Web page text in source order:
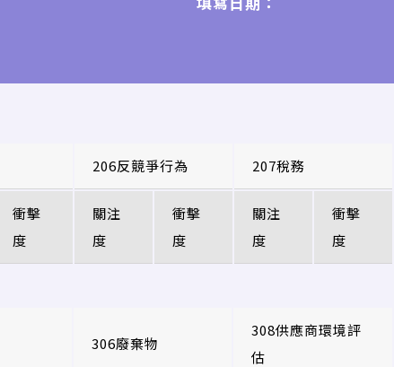
206反競爭行為 207稅務
衝擊
度
關注
度
衝擊
度
關注
度
衝擊
度
306廢棄物
308供應商環境評
估